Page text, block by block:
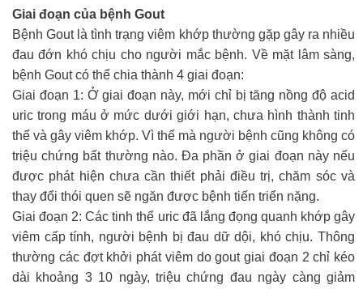
Giai đoạn của bệnh Gout
Bệnh Gout là tình trạng viêm khớp thường gặp gây ra nhiều
đau đớn khó chịu cho người mắc bệnh. Về mặt lâm sàng,
bệnh Gout có thể chia thành 4 giai đoạn:
Giai đoạn 1: Ở giai đoạn này, mới chỉ bị tăng nồng độ acid
uric trong máu ở mức dưới giới hạn, chưa hình thành tinh
thể và gây viêm khớp. Vì thế mà người bệnh cũng không có
triệu chứng bất thường nào. Đa phần ở giai đoạn này nếu
được phát hiện chưa cần thiết phải điều trị, chăm sóc và
thay đổi thói quen sẽ ngăn được bệnh tiến triển nặng.
Giai đoạn 2: Các tinh thể uric đã lắng đọng quanh khớp gây
viêm cấp tính, người bệnh bị đau dữ dội, khó chịu. Thông
thường các đợt khởi phát viêm do gout giai đoạn 2 chỉ kéo
dài khoảng 3 10 ngày, triệu chứng đau ngày càng giảm